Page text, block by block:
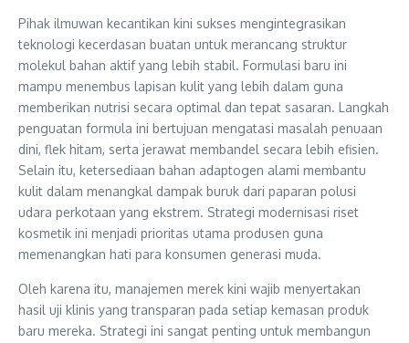
Pihak ilmuwan kecantikan kini sukses mengintegrasikan
teknologi kecerdasan buatan untuk merancang struktur
molekul bahan aktif yang lebih stabil. Formulasi baru ini
mampu menembus lapisan kulit yang lebih dalam guna
memberikan nutrisi secara optimal dan tepat sasaran. Langkah
penguatan formula ini bertujuan mengatasi masalah penuaan
dini, flek hitam, serta jerawat membandel secara lebih efisien.
Selain itu, ketersediaan bahan adaptogen alami membantu
kulit dalam menangkal dampak buruk dari paparan polusi
udara perkotaan yang ekstrem. Strategi modernisasi riset
kosmetik ini menjadi prioritas utama produsen guna
memenangkan hati para konsumen generasi muda.
Oleh karena itu, manajemen merek kini wajib menyertakan
hasil uji klinis yang transparan pada setiap kemasan produk
baru mereka. Strategi ini sangat penting untuk membangun